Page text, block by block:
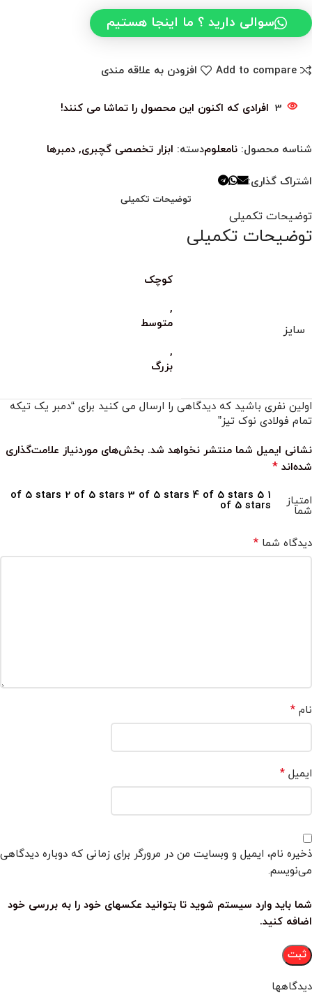
سوالی دارید ؟ ما اینجا هستیم
Add to compare افزودن به علاقه مندی
3 افرادی که اکنون این محصول را تماشا می کنند!
شناسه محصول: نامعلومدسته: ابزار تخصصی گچبری, دمبرها
اشتراک گذاری:
توضیحات تکمیلی
توضیحات تکمیلی
توضیحات تکمیلی
سایز
کوچک
,
متوسط
,
بزرگ
دیدگاهها
اولین نفری باشید که دیدگاهی را ارسال می کنید برای “دمبر یک تیکه
تمام فولادی نوک تیز”
نشانی ایمیل شما منتشر نخواهد شد. بخش‌های موردنیاز علامت‌گذاری
شده‌اند *
امتیاز
شما
1 of 5 stars
2 of 5 stars 3 of 5 stars 4 of 5 stars 5
of 5 stars
دیدگاه شما *
نام *
ایمیل *
ذخیره نام، ایمیل و وبسایت من در مرورگر برای زمانی که دوباره دیدگاهی
می‌نویسم.
شما باید وارد سیستم شوید تا بتوانید عکسهای خود را به بررسی خود
اضافه کنید.